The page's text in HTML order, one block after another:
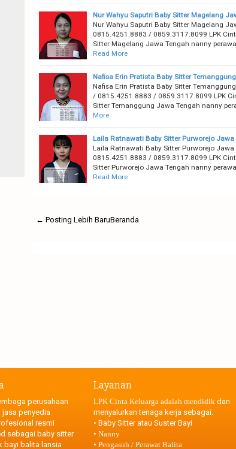
Nur Wahyu Saputri Baby Sitter Magelang
Nur Wahyu Saputri Baby Sitter Magelang
0815.4251.8883 / 0859.3117.8099 LPK
Sitter Magelang Jawa Tengah nanny
Read More
Nafisa Erin Pratista Baby Sitter
Nafisa Erin Pratista Baby Sitter
/ 0815.4251.8883 / 0859.3117.8099 LPK
Sitter Temanggung Jawa Tengah nanny
More
Laila Ratnawati Baby Sitter Purworejo Jawa
Laila Ratnawati Baby Sitter Purworejo
0815.4251.8883 / 0859.3117.8099 LPK
Sitter Purworejo Jawa Tengah nanny
Read More
← Posting Lebih BaruBeranda
perusahaan
penyedia
resmi
sebagai baby sitter
bayi balita lansia
Layanan
LPK Cinta Keluarga adalah mendidik dan
menyalurkan tenaga kerja sebagai:
• Baby Sitter atau Suster Bayi
• Nanny
• Pengasuh / Perawat Balita